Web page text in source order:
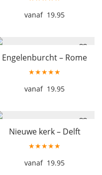
19.95
Engelenburcht – Rome
★★★★★
19.95
Nieuwe kerk – Delft
★★★★★
19.95